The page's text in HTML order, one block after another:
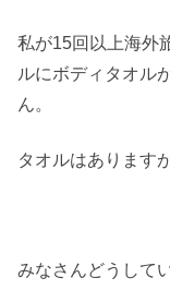
私が15回以上海外
ルにボディタオル
ん。
タオルはあります
みなさんどうして